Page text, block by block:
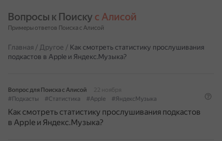
Вопросы к Поиску с Алисой
Примеры ответов Поиска с Алисой
Главная / Другое / Как смотреть статистику прослушивания
подкастов в Apple и Яндекс.Музыка?
Вопрос для Поиска с Алисой
22 ноября
#Подкасты
#Статистика #Apple #ЯндексМузыка
Как смотреть статистику прослушивания подкастов
в Apple и Яндекс.Музыка?